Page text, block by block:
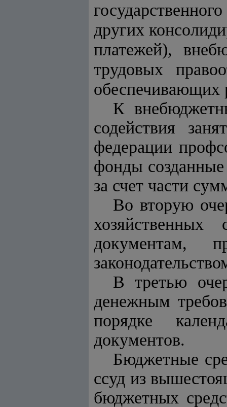
других
платежей),
трудовых
обеспечивающих
К
содействия
федерации
фонды
за счет части
Во вторую
документам,
В третью
денежным
порядке
документов.
Бюджетные
ссуд из
бюджетных